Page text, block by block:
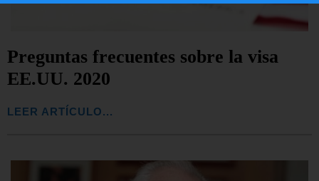
Preguntas frecuentes sobre la visa
EE.UU. 2020
LEER ARTÍCULO...